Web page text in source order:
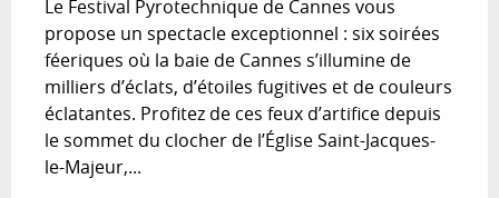
Le Festival Pyrotechnique de Cannes vous
propose un spectacle exceptionnel : six soirées
féeriques où la baie de Cannes s’illumine de
milliers d’éclats, d’étoiles fugitives et de couleurs
éclatantes. Profitez de ces feux d’artifice depuis
le sommet du clocher de l’Église Saint-Jacques-
le-Majeur,...